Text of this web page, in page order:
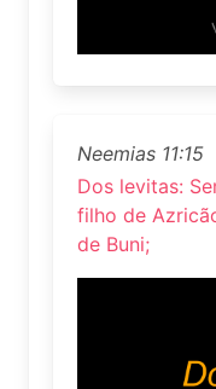
Neemias 11:15
Dos levitas:
filho de
de Buni;